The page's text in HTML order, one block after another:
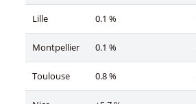
Lille 0.1 %
Montpellier 0.1 %
Toulouse 0.8 %